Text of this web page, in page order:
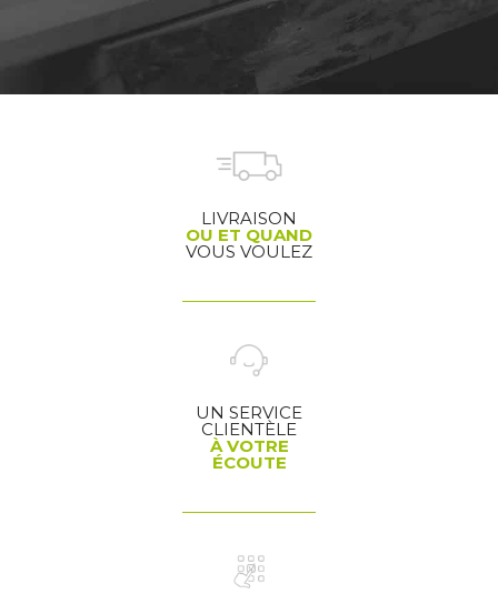
LIVRAISON
OU ET QUAND
VOUS VOULEZ
UN SERVICE
CLIENTÈLE
À VOTRE
ÉCOUTE